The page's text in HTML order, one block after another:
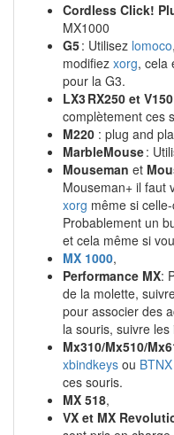
Cordless Click!
MX1000
G5: Utilisez lomoco,
modifiez xorg, cela
pour la G3.
LX3 RX250 et V150
complètement ces
M220 : plug and
MarbleMouse:
Mouseman et
Mouseman+ il faut
xorg même si
Probablement un
et cela même si
MX 1000,
Performance MX:
de la molette,
pour associer des
la souris, suivre
Mx310/Mx510/
xbindkeys ou BTNX
ces souris.
MX 518,
VX et MX